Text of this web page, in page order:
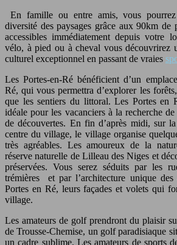
En famille ou entre amis, vous
diversité des paysages grâce aux 90km de
accessibles immédiatement depuis votre
vélo, à pied ou à cheval vous découvrirez
culturel exceptionnel en passant de vraies
Les Portes-en-Ré bénéficient d’un
Ré, qui vous permettra d’explorer les
que les sentiers du littoral. Les Portes en
idéale pour les vacanciers à la recherche
de découvertes. En fin d’après midi, sur
centre du village, le village organise
très agréables. Les amoureux de la
réserve naturelle de Lilleau des Niges et
préservées. Vous serez séduits par les
trémières et par l’architecture unique des
Portes en Ré, leurs façades et volets qui
village.
Les amateurs de golf prendront du plaisir
de Trousse-Chemise, un golf paradisiaque
un cadre sublime. Les amateurs de sports